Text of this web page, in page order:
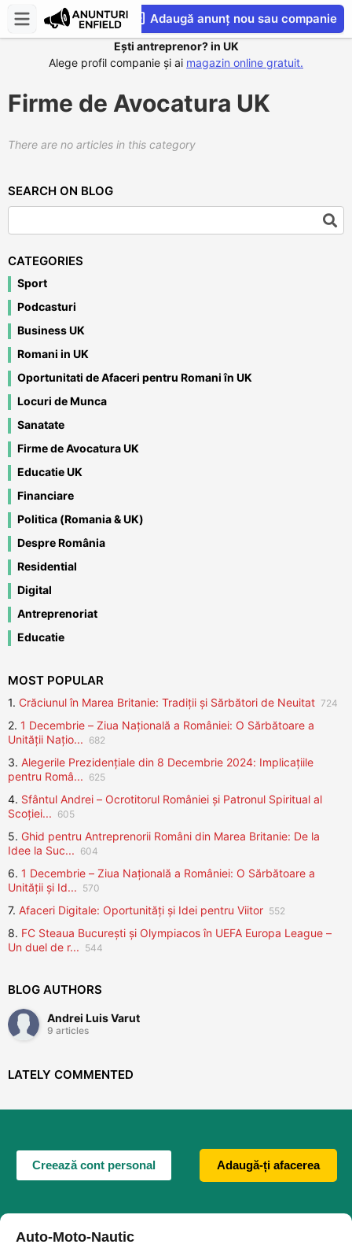
Adaugă anunț nou sau companie
CompaniesS
Ești antreprenor? in UK
Alege profil companie și ai magazin online gratuit.
Firme de Avocatura UK
There are no articles in this category
SEARCH ON BLOG
CATEGORIES
Sport
Podcasturi
Business UK
Romani in UK
Oportunitati de Afaceri pentru Romani în UK
Locuri de Munca
Sanatate
Firme de Avocatura UK
Educatie UK
Financiare
Politica (Romania & UK)
Despre România
Residential
Digital
Antreprenoriat
Educatie
MOST POPULAR
1. Crăciunul în Marea Britanie: Tradiții și Sărbători de Neuitat 724
2. 1 Decembrie – Ziua Națională a României: O Sărbătoare a
Unității Națio... 682
3. Alegerile Prezidențiale din 8 Decembrie 2024: Implicațiile
pentru Româ... 625
4. Sfântul Andrei – Ocrotitorul României și Patronul Spiritual al
Scoției... 605
5. Ghid pentru Antreprenorii Români din Marea Britanie: De la
Idee la Suc... 604
6. 1 Decembrie – Ziua Națională a României: O Sărbătoare a
Unității și Id... 570
7. Afaceri Digitale: Oportunități și Idei pentru Viitor 552
8. FC Steaua București și Olympiacos în UEFA Europa League –
Un duel de r... 544
BLOG AUTHORS
Andrei Luis Varut
9 articles
LATELY COMMENTED
Creează cont personal Adaugă-ți afacerea
Auto-Moto-Nautic